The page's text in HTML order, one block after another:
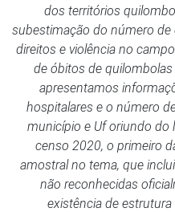
dos territórios
subestimação do número
direitos e violência no
de óbitos de
apresentamos
hospitalares e o número
município e Uf oriundo do
censo 2020, o primeiro
amostral no tema, que
não reconhecidas
existência de